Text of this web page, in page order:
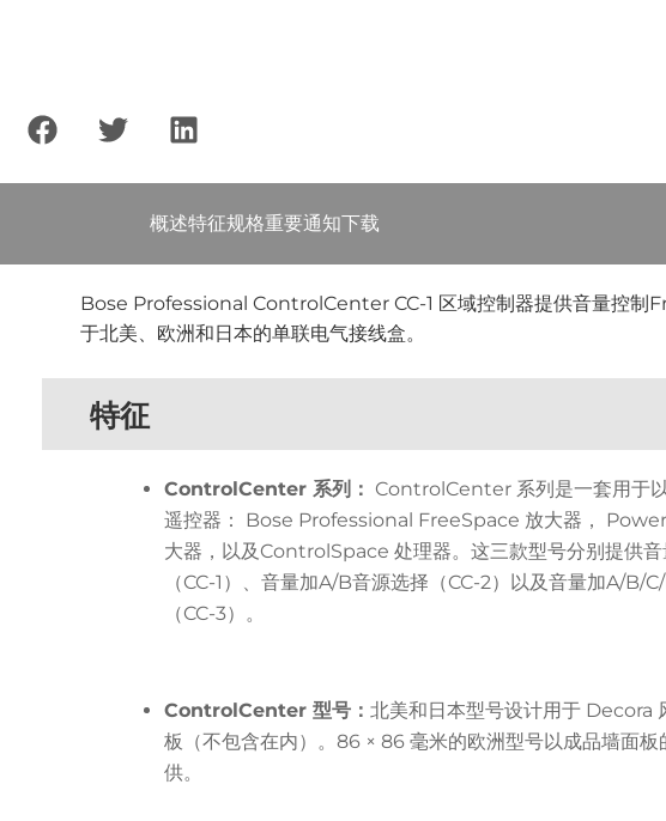
概述特征规格重要通知下载
Bose Professional ControlCenter CC-1 区域控制器提供音量控制
于北美、欧洲和日本的单联电气接线盒。
特征
ControlCenter 系列： ControlCenter 系列是一套用于
遥控器： Bose Professional FreeSpace 放大器，
大器，以及ControlSpace 处理器。这三款型号分别提供音
（CC-1）、音量加A/B音源选择（CC-2）以及音量加A/B/
（CC-3）。
ControlCenter 型号： 北美和日本型号设计用于 Decora
板（不包含在内）。86 × 86 毫米的欧洲型号以成品墙面板
供。